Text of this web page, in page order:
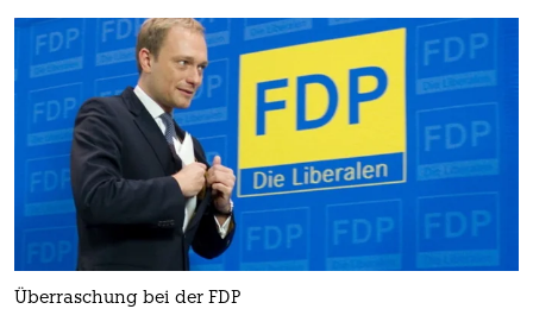
Überraschung bei der FDP